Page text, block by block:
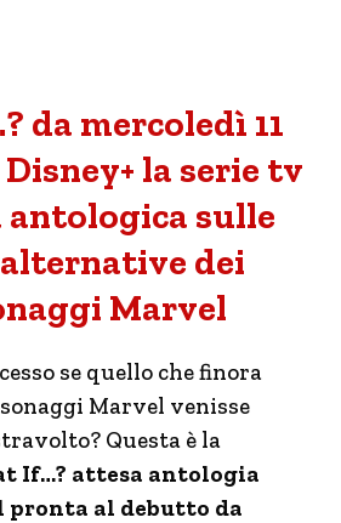
da mercoledì 11
la serie tv
sulle
dei
Marvel
se quello che finora
Marvel venisse
Questa è la
If…? attesa antologia
al debutto da